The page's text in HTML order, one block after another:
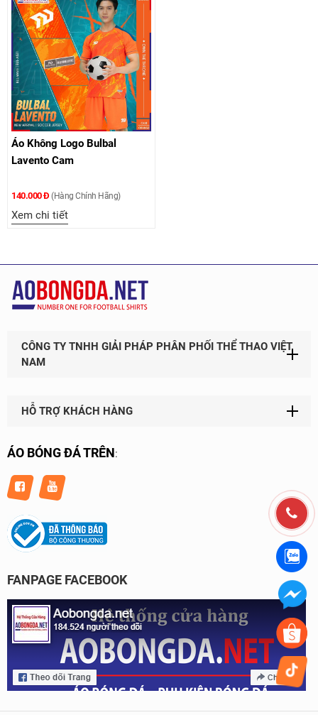
Áo Không Logo Bulbal
Lavento Cam
140.000 Đ (Hàng Chính Hãng)
Xem chi tiết
CÔNG TY TNHH GIẢI PHÁP PHÂN PHỐI THỂ THAO VIỆT
NAM
HỖ TRỢ KHÁCH HÀNG
ÁO BÓNG ĐÁ TRÊN:
FANPAGE FACEBOOK